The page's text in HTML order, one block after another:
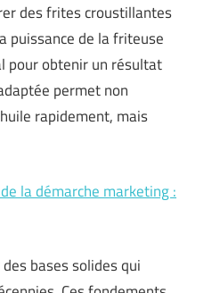
des frites croustillantes
puissance de la friteuse
pour obtenir un résultat
permet non
rapidement, mais
la démarche marketing :
bases solides qui